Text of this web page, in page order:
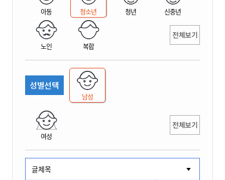
아동 청소년 청년 신중년
노인 복합
전체보기
성별선택
남성
여성
전체보기